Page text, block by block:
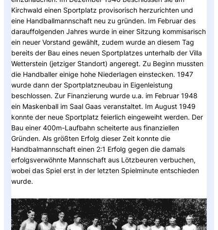
Kirchwald einen Sportplatz provisorisch herzurichten und
eine Handballmannschaft neu zu gründen. Im Februar des
darauffolgenden Jahres wurde in einer Sitzung kommisarisch
ein neuer Vorstand gewählt, zudem wurde an diesem Tag
bereits der Bau eines neuen Sportplatzes unterhalb der Villa
Wetterstein (jetziger Standort) angeregt. Zu Beginn mussten
die Handballer einige hohe Niederlagen einstecken. 1947
wurde dann der Sportplatzneubau in Eigenleistung
beschlossen. Zur Finanzierung wurde u.a. im Februar 1948
ein Maskenball im Saal Gaas veranstaltet. Im August 1949
konnte der neue Sportplatz feierlich eingeweiht werden. Der
Bau einer 400m-Laufbahn scheiterte aus finanziellen
Gründen. Als größten Erfolg dieser Zeit konnte die
Handbalmannschaft einen 2:1 Erfolg gegen die damals
erfolgsverwöhnte Mannschaft aus Lötzbeuren verbuchen,
wobei das Spiel erst in der letzten Spielminute entschieden
wurde.